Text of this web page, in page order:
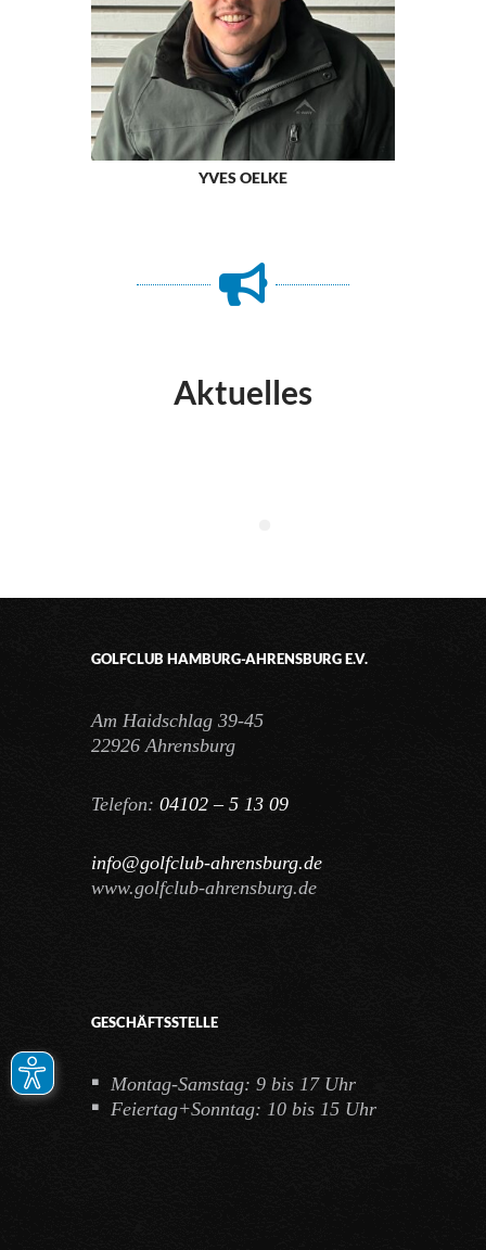
YVES OELKE
Aktuelles
GOLFCLUB HAMBURG-AHRENSBURG E.V.
Am Haidschlag 39-45
22926 Ahrensburg
Telefon: 04102 – 5 13 09
info@golfclub-ahrensburg.de
www.golfclub-ahrensburg.de
GESCHÄFTSSTELLE
Montag-Samstag: 9 bis 17 Uhr
Feiertag+Sonntag: 10 bis 15 Uhr